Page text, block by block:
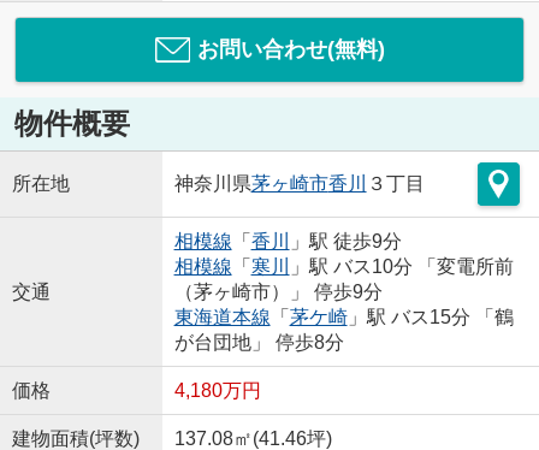
お問い合わせ(無料)
物件概要
所在地 神奈川県茅ヶ崎市香川 ３丁目
交通
相模線 「 香川
」駅 徒歩9分
相模線 「 寒川
」駅 バス10分 「変電所前
（茅ヶ崎市）」 停歩9分
東海道本線 「 茅ケ崎」駅 バス15分 「鶴
が台団地」 停歩8分
価格 4,180万円
建物面積(坪数) 137.08㎡(41.46坪)